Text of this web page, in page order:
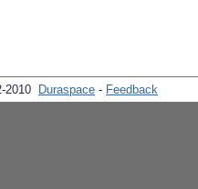
2010 Duraspace - Feedback